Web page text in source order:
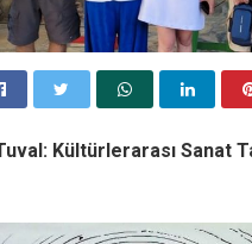
Kültürlerarası Sanat